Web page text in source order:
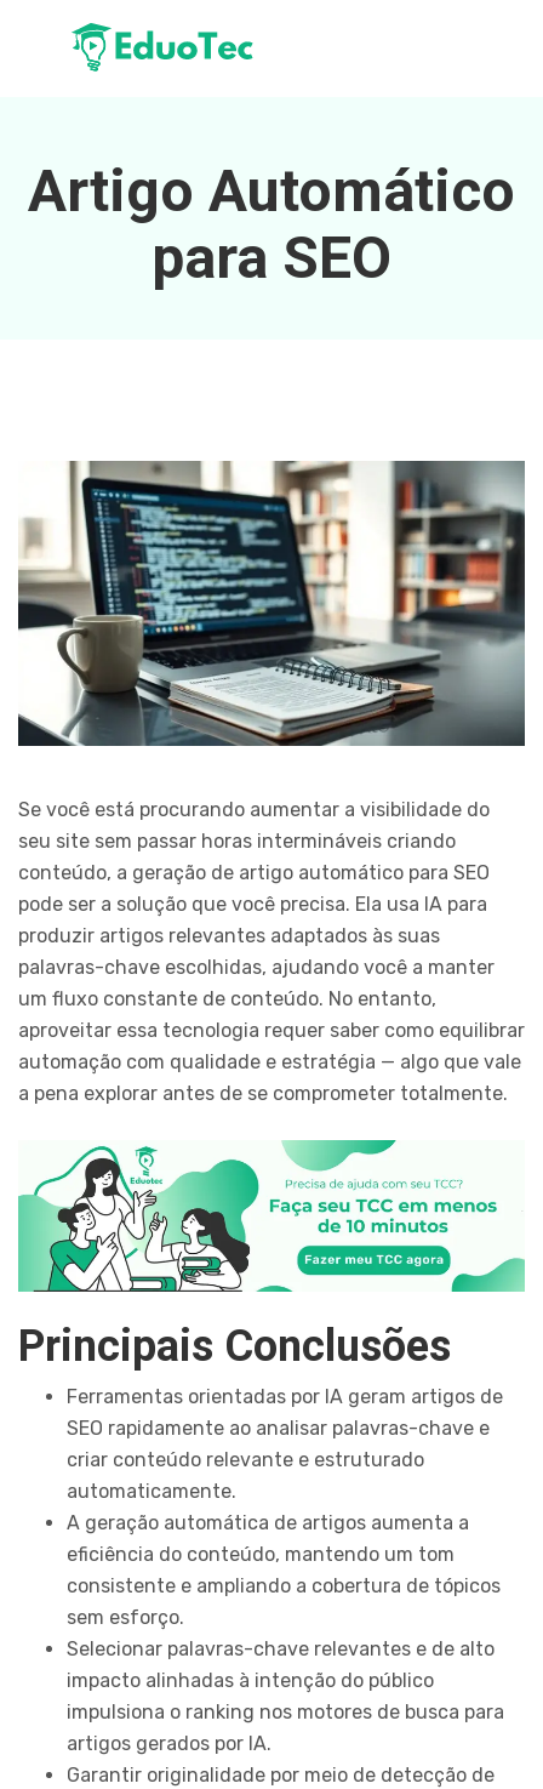
Artigo Automático
para SEO
Se você está procurando aumentar a visibilidade do
seu site sem passar horas intermináveis criando
conteúdo, a geração de artigo automático para SEO
pode ser a solução que você precisa. Ela usa IA para
produzir artigos relevantes adaptados às suas
palavras-chave escolhidas, ajudando você a manter
um fluxo constante de conteúdo. No entanto,
aproveitar essa tecnologia requer saber como equilibrar
automação com qualidade e estratégia — algo que vale
a pena explorar antes de se comprometer totalmente.
Principais Conclusões
Ferramentas orientadas por IA geram artigos de
SEO rapidamente ao analisar palavras-chave e
criar conteúdo relevante e estruturado
automaticamente.
A geração automática de artigos aumenta a
eficiência do conteúdo, mantendo um tom
consistente e ampliando a cobertura de tópicos
sem esforço.
Selecionar palavras-chave relevantes e de alto
impacto alinhadas à intenção do público
impulsiona o ranking nos motores de busca para
artigos gerados por IA.
Garantir originalidade por meio de detecção de